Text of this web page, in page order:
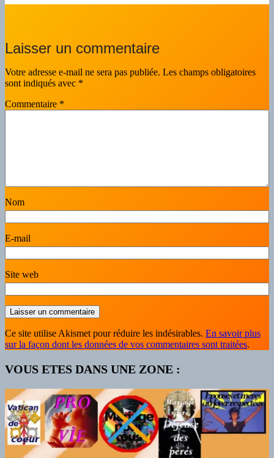
Laisser un commentaire
Votre adresse e-mail ne sera pas publiée. Les champs obligatoires
sont indiqués avec *
Commentaire *
Nom
E-mail
Site web
Ce site utilise Akismet pour réduire les indésirables. En savoir plus
sur la façon dont les données de vos commentaires sont traitées.
VOUS ETES DANS UNE ZONE :